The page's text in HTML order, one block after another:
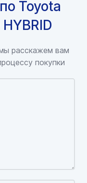
Toyota
расскажем вам
покупки